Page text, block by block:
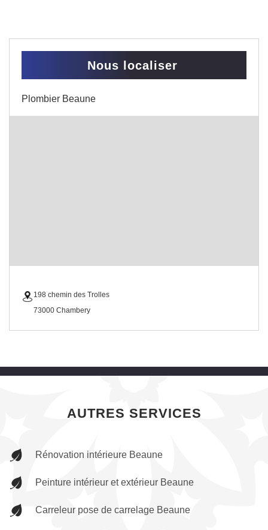
Nous localiser
Plombier Beaune
198 chemin des Trolles
73000 Chambery
AUTRES SERVICES
Rénovation intérieure Beaune
Peinture intérieur et extérieur Beaune
Carreleur pose de carrelage Beaune